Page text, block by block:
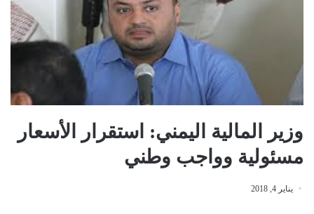
وزير المالية اليمني: استقرار الأسعار
مسئولية وواجب وطني
يناير 4, 2018